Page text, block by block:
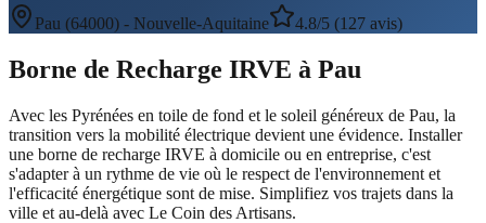
Pau (64000) - Nouvelle-Aquitaine 4.8/5 (127 avis)
Borne de Recharge IRVE à Pau
Avec les Pyrénées en toile de fond et le soleil généreux de Pau, la
transition vers la mobilité électrique devient une évidence. Installer
une borne de recharge IRVE à domicile ou en entreprise, c'est
s'adapter à un rythme de vie où le respect de l'environnement et
l'efficacité énergétique sont de mise. Simplifiez vos trajets dans la
ville et au-delà avec Le Coin des Artisans.